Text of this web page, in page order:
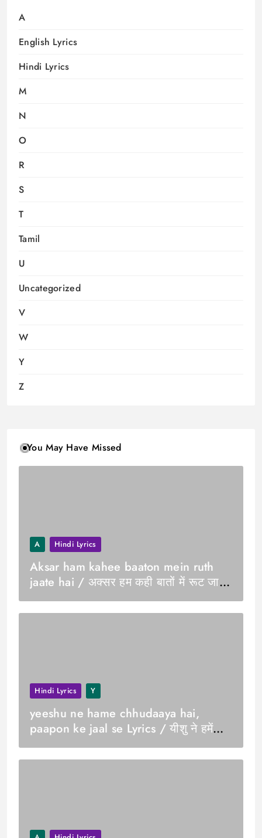
A
English Lyrics
Hindi Lyrics
M
N
O
R
S
T
Tamil
U
Uncategorized
V
W
Y
Z
You May Have Missed
A Hindi Lyrics
Aksar ham kahee baaton mein ruth
jaate hai / अक्सर हम कही बातों में रूट जाते
हे
Hindi Lyrics Y
yeeshu ne hame chhudaaya hai,
paapon ke jaal se Lyrics / यीशु ने हमें
छुड़ाया है, पापों के जाल से